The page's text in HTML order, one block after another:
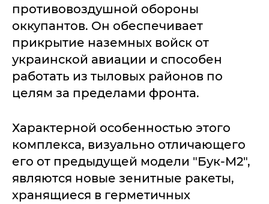
противовоздушной обороны
оккупантов. Он обеспечивает
прикрытие наземных войск от
украинской авиации и способен
работать из тыловых районов по
целям за пределами фронта.
Характерной особенностью этого
комплекса, визуально отличающего
его от предыдущей модели "Бук-M2",
являются новые зенитные ракеты,
хранящиеся в герметичных